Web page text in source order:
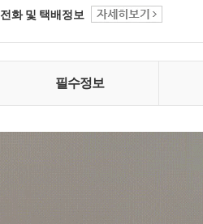
전화 및 택배정보
필수정보